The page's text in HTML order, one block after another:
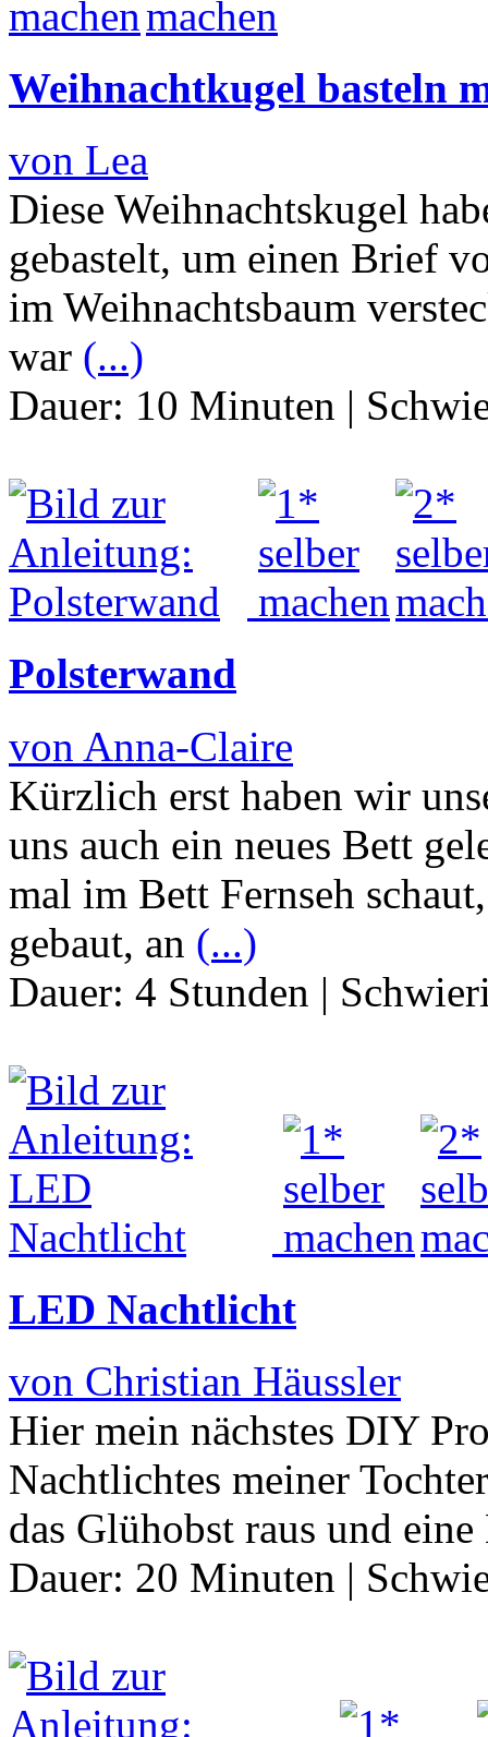
Weihnachtkugel basteln
von Lea
Diese Weihnachtskugel
gebastelt, um einen Brief
im Weihnachtsbaum
war (...)
Dauer: 10 Minuten |
Polsterwand
von Anna-Claire
Kürzlich erst haben wir
uns auch ein neues Bett
mal im Bett Fernseh
gebaut, an (...)
Dauer: 4 Stunden |
LED Nachtlicht
von Christian Häussler
Hier mein nächstes DIY
Nachtlichtes meiner
das Glühobst raus und
Dauer: 20 Minuten |